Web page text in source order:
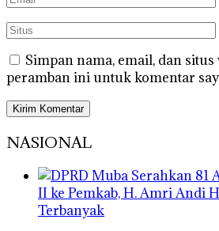
Simpan nama, email, dan situs
peramban ini untuk komentar
NASIONAL